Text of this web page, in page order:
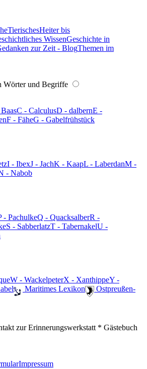
TierischesHeiter bis
WissenGeschichte in
zur Zeit - BlogThemen im
Wörter und Begriffe
C - CalculusD - dalbernE -
F - FäheG - Gabelfrühstück
I - IbexJ - JachK - KaapL - LaberdanM -
- Nabob
- PachulkeQ - QuacksalberR -
S - SabberlatzT - TabernakelU -
W - WackelpeterX - XanthippeY -
️ Maritimes Lexikon
️ Ostpreußen-
zur Erinnerungswerkstatt * Gästebuch
Impressum